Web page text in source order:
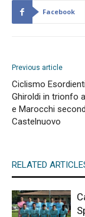
Facebook
Previous article
Ciclismo
Ghiroldi in trionfo
e Marocchi
Castelnuovo
RELATED